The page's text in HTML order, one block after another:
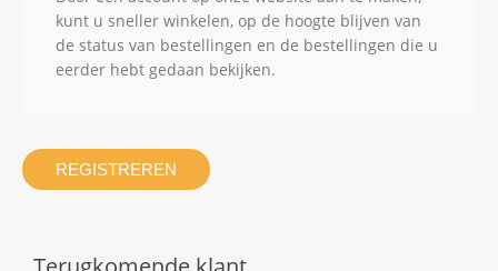
kunt u sneller winkelen, op de hoogte blijven van
de status van bestellingen en de bestellingen die u
eerder hebt gedaan bekijken.
REGISTREREN